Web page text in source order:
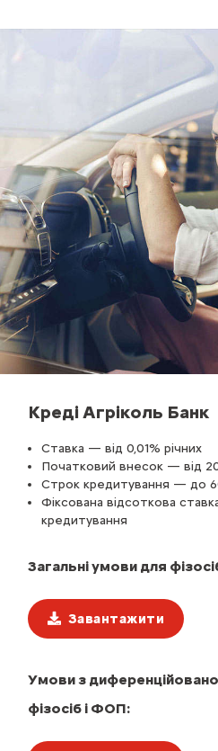
Креді Агріколь Банк
Ставка — від 0,01% річних
Початковий внесок — від
Строк кредитування — до
Фіксована відсоткова
кредитування
Загальні умови для
Завантажити
Умови з
фізосіб і ФОП: